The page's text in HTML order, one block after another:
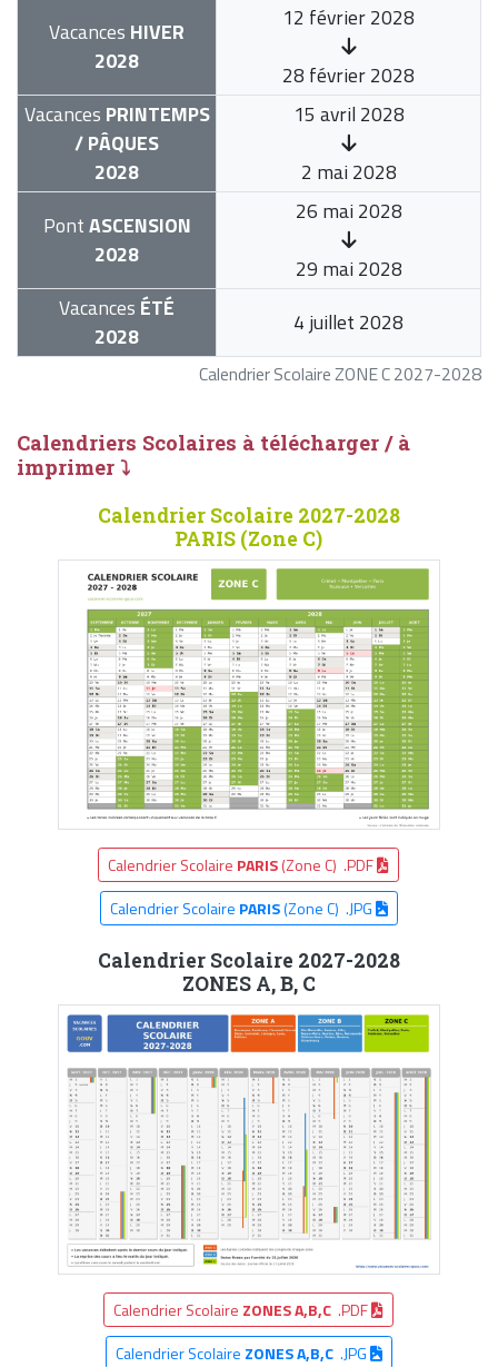
Calendrier Scolaire ZONE C 2027-2028
Vacances HIVER
2028
12 février 2028
28 février 2028
Vacances PRINTEMPS
/ PÂQUES
2028
15 avril 2028
2 mai 2028
PontASCENSION
2028
26 mai 2028
29 mai 2028
Vacances ÉTÉ
2028
4 juillet 2028
Calendriers Scolaires à télécharger / à
imprimer ⤵
Calendrier Scolaire 2027-2028
PARIS (Zone C)
Calendrier Scolaire PARIS(Zone C) .PDF
Calendrier Scolaire PARIS(Zone C) .JPG
Calendrier Scolaire 2027-2028
ZONES A, B, C
Calendrier Scolaire ZONES A,B,C .PDF
Calendrier Scolaire ZONES A,B,C.JPG